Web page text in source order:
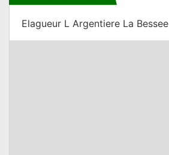
Elagueur L Argentiere La Bessee